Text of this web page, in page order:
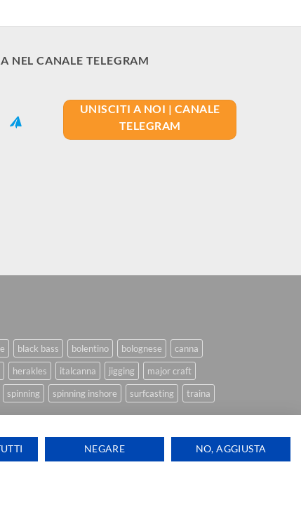
NEL CANALE TELEGRAM
UNISCITI A NOI | CANALE
TELEGRAM
black bass bolentino bolognese
canna
herakles italcanna jigging
major craft
spinning spinning inshore surfcasting
traina
NEGARE NO, AGGIUSTA